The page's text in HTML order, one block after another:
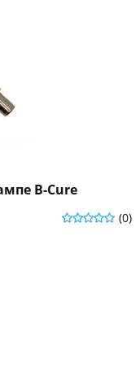
B-Cure
(0)